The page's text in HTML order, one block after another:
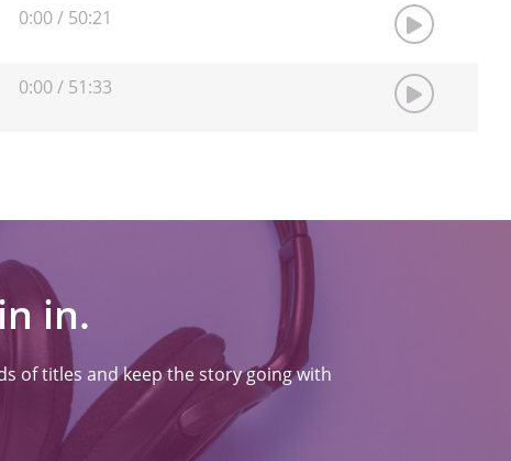
0:00/ 50:21
0:00/ 51:33
in.
of titles and keep the story going with